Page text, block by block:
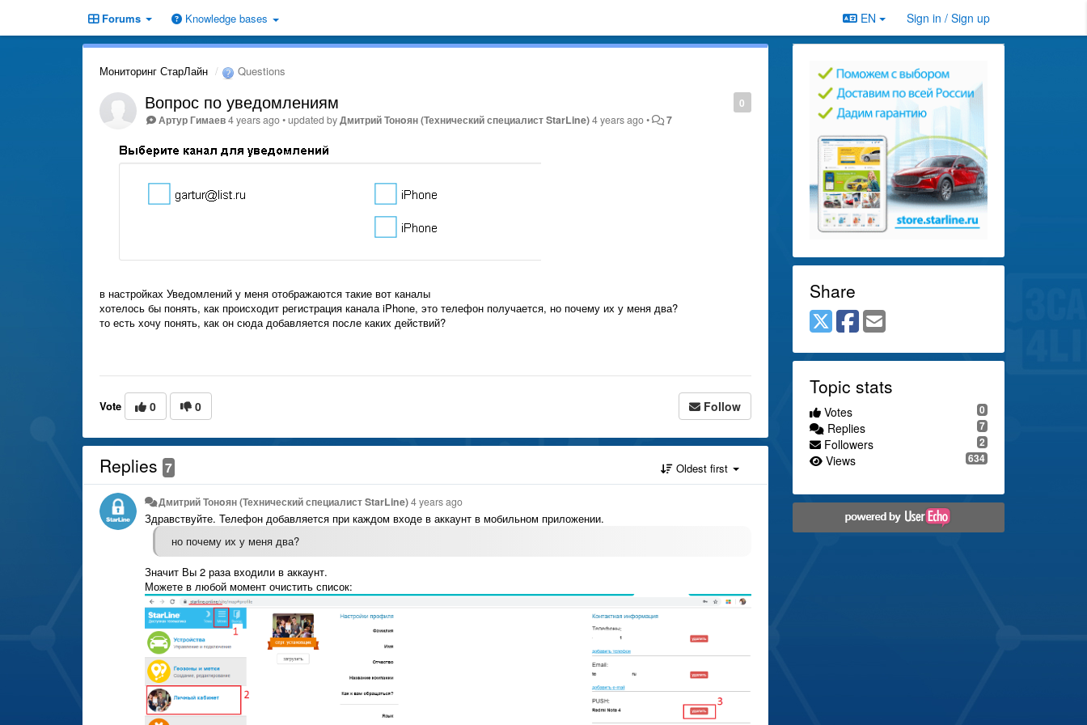
Forums Knowledge bases EN Sign in / Sign up
Мониторинг СтарЛайн Questions
0
Вопрос по уведомлениям
Артур Гимаев4 years ago•updated byДмитрий Тонoян (Технический специалист StarLine)4 years ago• 7
в настройках Уведомлений у меня отображаются такие вот каналы
хотелось бы понять, как происходит регистрация канала iPhone, это телефон получается, но почему их у меня два?
то есть хочу понять, как он сюда добавляется после каких действий?
Vote 0 0 Follow
Replies 7 Oldest first
Дмитрий Тонoян (Технический специалист StarLine)4 years ago
Здравствуйте. Телефон добавляется при каждом входе в аккаунт в мобильном приложении.
но почему их у меня два?
Значит Вы 2 раза входили в аккаунт.
Можете в любой момент очистить список:
Share
Topic stats
0
Votes
7
Replies
2
Followers
634
Views